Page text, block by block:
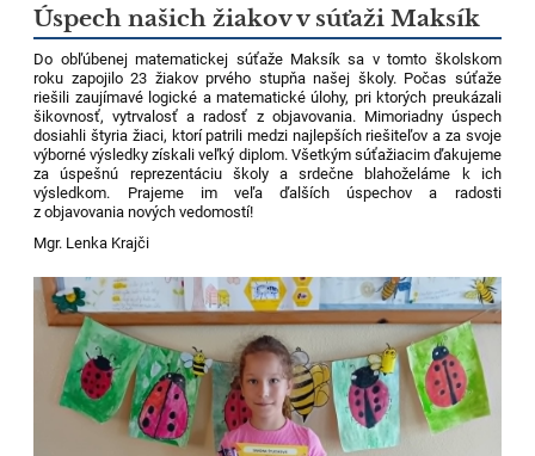
Úspech našich žiakov v súťaži Maksík
Do obľúbenej matematickej súťaže Maksík sa v tomto školskom
roku zapojilo 23 žiakov prvého stupňa našej školy. Počas súťaže
riešili zaujímavé logické a matematické úlohy, pri ktorých preukázali
šikovnosť, vytrvalosť a radosť z objavovania. Mimoriadny úspech
dosiahli štyria žiaci, ktorí patrili medzi najlepších riešiteľov a za svoje
výborné výsledky získali veľký diplom. Všetkým súťažiacim ďakujeme
za úspešnú reprezentáciu školy a srdečne blahoželáme k ich
výsledkom. Prajeme im veľa ďalších úspechov a radosti
z objavovania nových vedomostí!
Mgr. Lenka Krajči